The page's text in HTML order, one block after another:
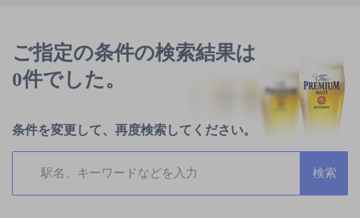
ご指定の条件の検索結果は
0件でした。
条件を変更して、再度検索してください。